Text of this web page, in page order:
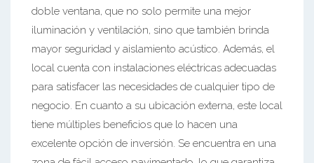
doble ventana, que no solo permite una mejor
iluminación y ventilación, sino que también brinda
mayor seguridad y aislamiento acústico. Además, el
local cuenta con instalaciones eléctricas adecuadas
para satisfacer las necesidades de cualquier tipo de
negocio. En cuanto a su ubicación externa, este local
tiene múltiples beneficios que lo hacen una
excelente opción de inversión. Se encuentra en una